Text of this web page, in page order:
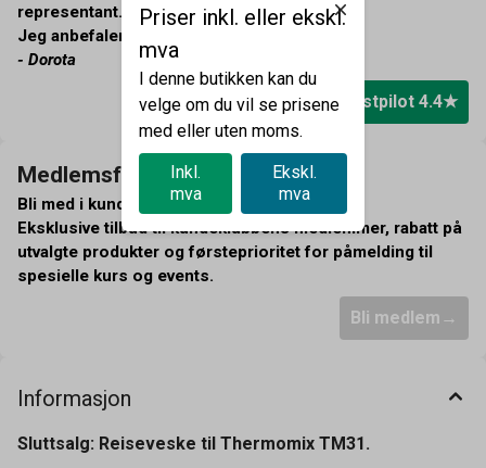
representant.
Jeg anbefaler Mixto!
- Dorota
Trustpilot 4.4
Medlemsfordeler
Bli med i kundeklubben og få:
Eksklusive tilbud til kundeklubbens medlemmer, rabatt på
utvalgte produkter og førsteprioritet for påmelding til
spesielle kurs og events.
Bli medlem
Informasjon
Sluttsalg: Reiseveske til Thermomix TM31.
Priser inkl. eller ekskl.
mva
I denne butikken kan du
velge om du vil se prisene
med eller uten moms.
Inkl.
mva
Ekskl.
mva